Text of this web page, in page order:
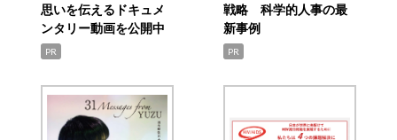
思いを伝えるドキュメ
ンタリー動画を公開中
PR
戦略 科学的人事の最
新事例
PR